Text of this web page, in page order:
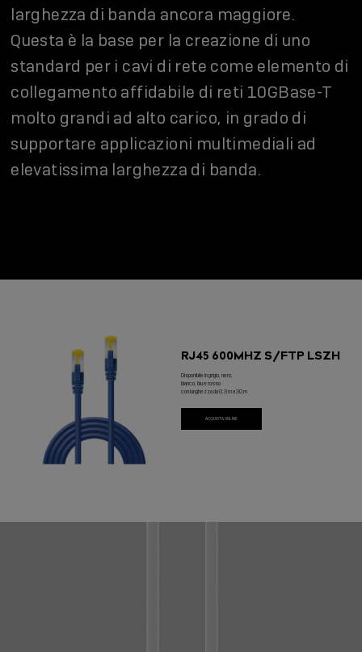
larghezza di banda ancora maggiore.
Questa è la base per la creazione di uno
standard per i cavi di rete come elemento di
collegamento affidabile di reti 10GBase-T
molto grandi ad alto carico, in grado di
supportare applicazioni multimediali ad
elevatissima larghezza di banda.
RJ45 600MHZ S/FTP LSZH
ACQUISTA ONLINE
Disponibile in grigio, nero,
bianco, blu e rosso
con lunghezza da 0.3 m a 30 m